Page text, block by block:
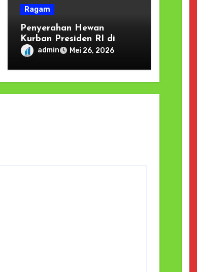
Ragam
Penyerahan Hewan
Kurban Presiden RI di
Maluku Jadi Simbol
Kepedulian dan
Persaudaraan, Kapolda:
Keamanan Tumbuh dari
Kebersamaan
admin Mei 26, 2026